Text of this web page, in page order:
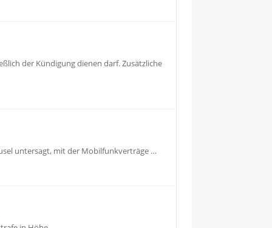
der Kündigung dienen darf. Zusätzliche
untersagt, mit der Mobilfunkverträge …